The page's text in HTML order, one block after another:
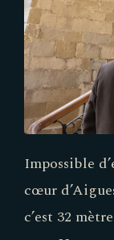
Impossible
cœur
c’est 32